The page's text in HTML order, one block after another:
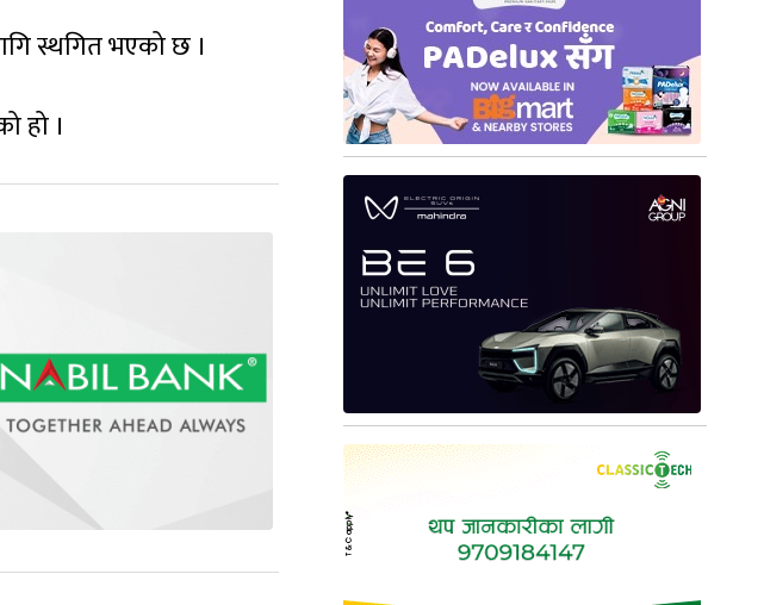
स्थगित भएको छ ।
हो ।